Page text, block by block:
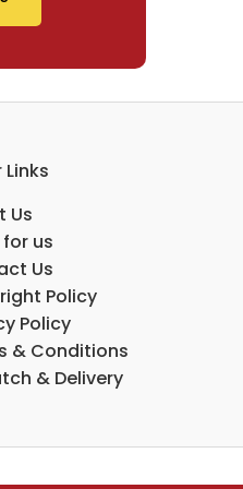
Us
us
Us
Policy
Policy
& Conditions
& Delivery